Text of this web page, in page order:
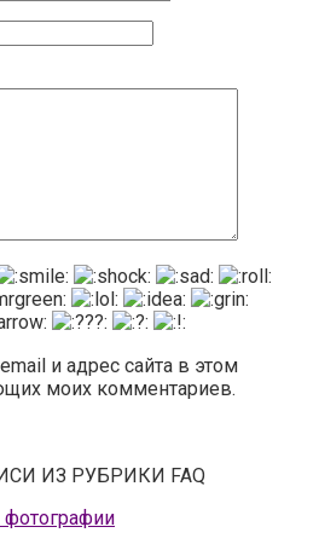
и адрес сайта в этом
моих комментариев.
ИЗ РУБРИКИ FAQ